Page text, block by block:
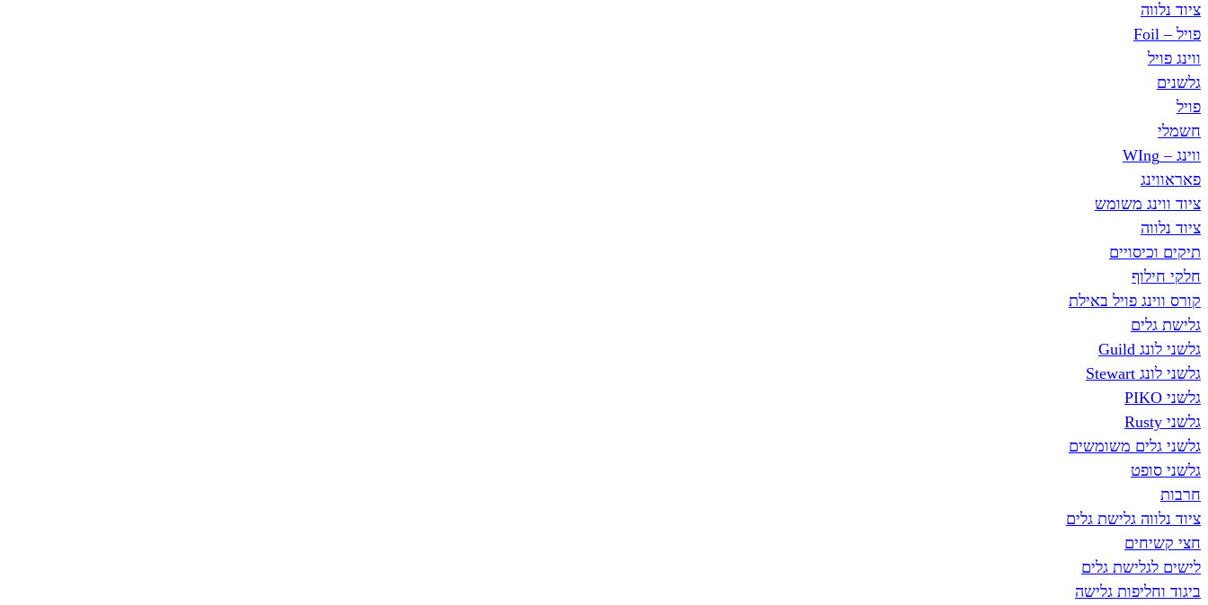
ציוד נלווה
פויל – Foil
ווינג פויל
גלשנים
פויל
חשמלי
ווינג – WIng
פאראווינג
ציוד ווינג משומש
ציוד נלווה
תיקים וכיסויים
חלקי חילוף
קורס ווינג פויל באילת
גלישת גלים
גלשני לונג Guild
גלשני לונג Stewart
גלשני PIKO
גלשני Rusty
גלשני גלים משומשים
גלשני סופט
חרבות
ציוד נלווה גלישת גלים
חצי קשיחים
לישים לגלישת גלים
ביגוד וחליפות גלישה